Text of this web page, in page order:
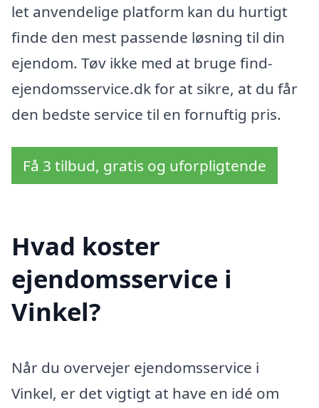
let anvendelige platform kan du hurtigt
finde den mest passende løsning til din
ejendom. Tøv ikke med at bruge find-
ejendomsservice.dk for at sikre, at du får
den bedste service til en fornuftig pris.
Få 3 tilbud, gratis og uforpligtende
Hvad koster
ejendomsservice i
Vinkel?
Når du overvejer ejendomsservice i
Vinkel, er det vigtigt at have en idé om